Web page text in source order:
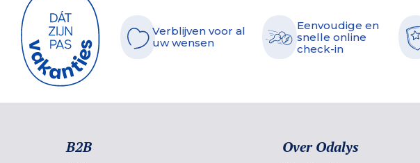
Verblijven voor al
uw wensen
Eenvoudige en
snelle online
check-in
B2B Over Odalys